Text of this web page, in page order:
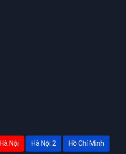
Hà Nội Hà Nội 2 Hồ Chí Minh